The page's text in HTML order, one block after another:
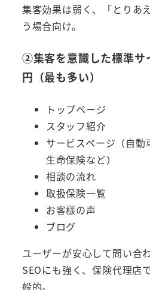
集客効果は弱く、「とりあ
う場合向け。
②集客を意識した標準サ
円（最も多い）
トップページ
スタッフ紹介
サービスページ（自動
生命保険など）
相談の流れ
取扱保険一覧
お客様の声
ブログ
ユーザーが安心して問い合
SEOにも強く、保険代理店
般的。